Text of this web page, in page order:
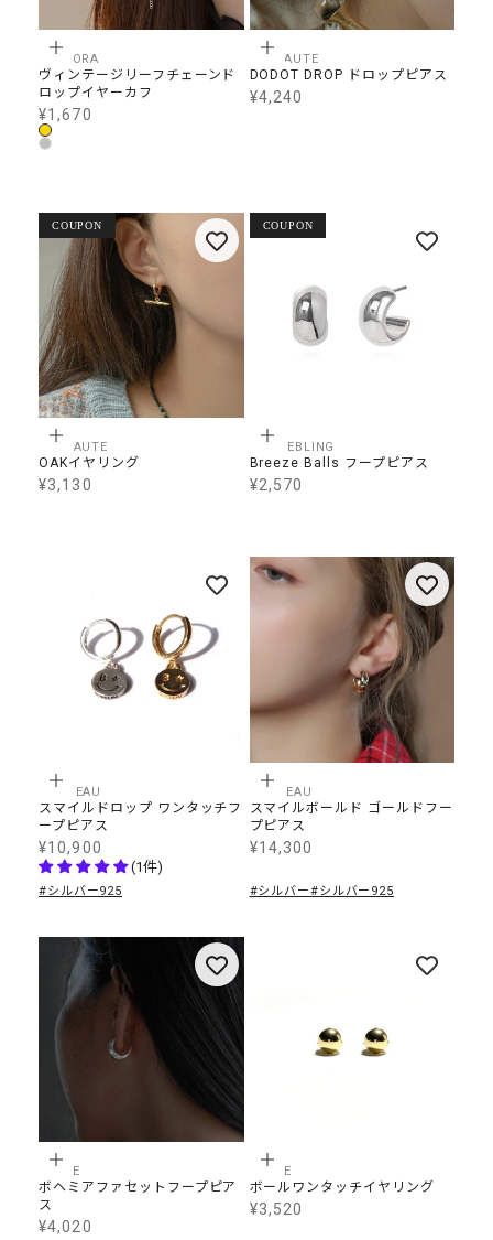
オプションを選択
LUCEORA
ヴィンテージリーフチェーンド
ロップイヤーカフ
SALE価格
¥1,670
カラー
Gold
Silver
オプションを選択
PRIMAUTE
DODOT DROP ドロップピアス
SALE価格
¥4,240
COUPON
オプションを選択
PRIMAUTE
OAKイヤリング
SALE価格
¥3,130
COUPON
オプションを選択
GETMEBLING
Breeze Balls フープピアス
SALE価格
¥2,570
オプションを選択
BONBEAU
スマイルドロップ ワンタッチフ
ープピアス
SALE価格
¥10,900
(1件)
#シルバー925
カートに追加
BONBEAU
スマイルボールド ゴールドフー
プピアス
SALE価格
¥14,300
#シルバー#シルバー925
オプションを選択
B,LINE
ボヘミアファセットフープピア
ス
SALE価格
¥4,020
カートに追加
B,LINE
ボールワンタッチイヤリング
SALE価格
¥3,520